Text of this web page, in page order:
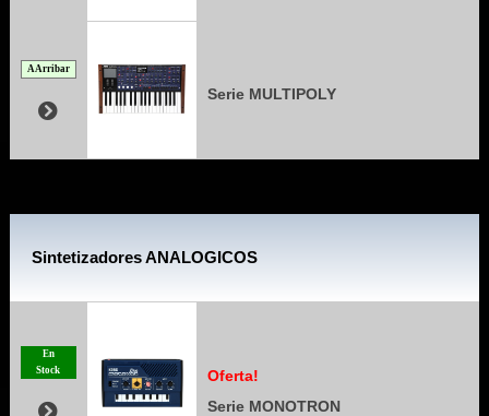
A Arribar
Serie MULTIPOLY
Sintetizadores ANALOGICOS
En
Stock
Oferta!
Serie MONOTRON